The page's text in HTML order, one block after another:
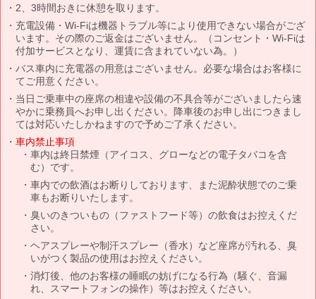
2、3時間おきに休憩を取ります。
充電設備・Wi-Fiは機器トラブル等により使用できない場合がござ
います。その際のご返金はございません。（コンセント・Wi-Fiは
付加サービスとなり、運賃に含まれていない為。）
バス車内に充電器の用意はございません。必要な場合はお客様に
てご用意ください。
当日ご乗車中の座席の相違や設備の不具合等がございましたら速
やかに乗務員へお申し出ください。降車後のお申し出につきまし
ては対応いたしかねますので予めご了承ください。
車内禁止事項
車内は終日禁煙（アイコス、グローなどの電子タバコを含
む）です。
車内での飲酒はお断りしております、また泥酔状態でのご乗
車もお断りいたします。
臭いのきついもの（ファストフード等）の飲食はお控えくだ
さい。
ヘアスプレーや制汗スプレー（香水）など座席が汚れる、臭
いがつく製品の使用はお控えください。
消灯後、他のお客様の睡眠の妨げになる行為（騒ぐ、音漏
れ、スマートフォンの操作）等はお控えください。